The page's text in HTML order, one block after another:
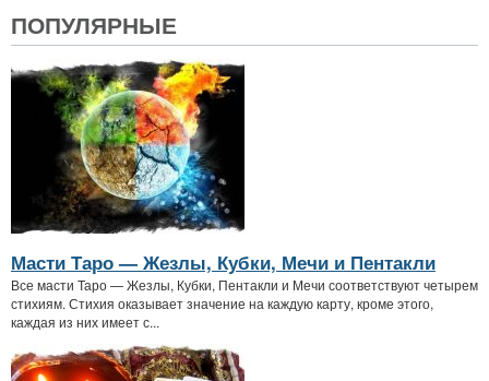
ПОПУЛЯРНЫЕ
Масти Таро — Жезлы, Кубки, Мечи и Пентакли
Все масти Таро — Жезлы, Кубки, Пентакли и Мечи соответствуют четырем
стихиям. Стихия оказывает значение на каждую карту, кроме этого,
каждая из них имеет с...